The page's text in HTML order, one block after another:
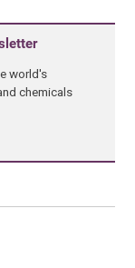
world's
chemicals